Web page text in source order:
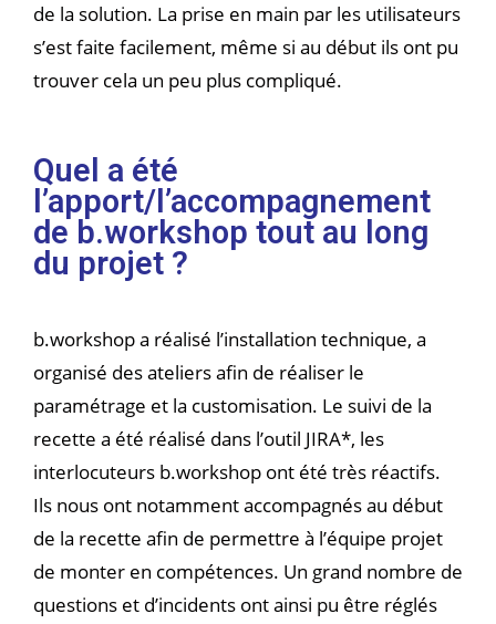
de la solution. La prise en main par les utilisateurs
s’est faite facilement, même si au début ils ont pu
trouver cela un peu plus compliqué.
Quel a été
l’apport/l’accompagnement
de b.workshop tout au long
du projet ?
b.workshop a réalisé l’installation technique, a
organisé des ateliers afin de réaliser le
paramétrage et la customisation. Le suivi de la
recette a été réalisé dans l’outil JIRA*, les
interlocuteurs b.workshop ont été très réactifs.
Ils nous ont notamment accompagnés au début
de la recette afin de permettre à l’équipe projet
de monter en compétences. Un grand nombre de
questions et d’incidents ont ainsi pu être réglés